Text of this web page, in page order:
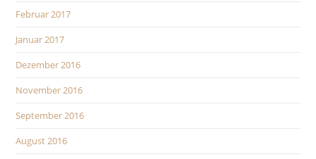
Februar 2017
Januar 2017
Dezember 2016
November 2016
September 2016
August 2016